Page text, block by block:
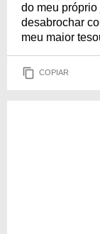
do meu
desabrochar
meu maior
COPIAR